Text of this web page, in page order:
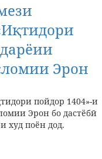
Эрон
пойдор 1404»-и
Эрон бо дастёбӣ
худ поён дод.